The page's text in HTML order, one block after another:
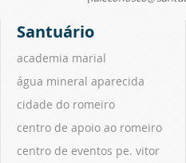
Santuário
academia marial
água mineral aparecida
cidade do romeiro
centro de apoio ao romeiro
centro de eventos pe. vitor